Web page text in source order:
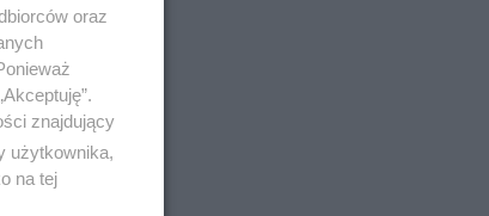
oraz
znajdujący
użytkownika,
na tej